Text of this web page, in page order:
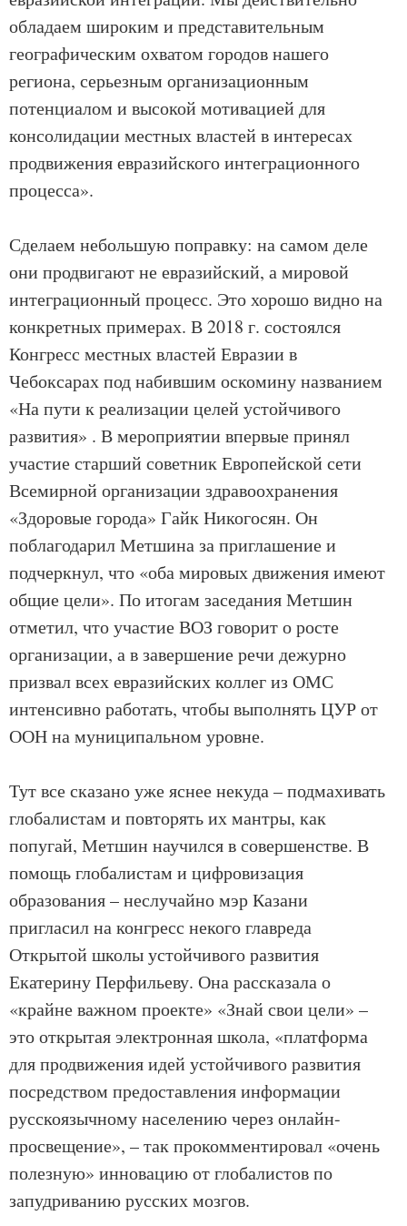
обладаем широким и представительным
географическим охватом городов нашего
региона, серьезным организационным
потенциалом и высокой мотивацией для
консолидации местных властей в интересах
продвижения евразийского интеграционного
процесса».
Сделаем небольшую поправку: на самом деле
они продвигают не евразийский, а мировой
интеграционный процесс. Это хорошо видно на
конкретных примерах. В 2018 г. состоялся
Конгресс местных властей Евразии в
Чебоксарах под набившим оскомину названием
«На пути к реализации целей устойчивого
развития» . В мероприятии впервые принял
участие старший советник Европейской сети
Всемирной организации здравоохранения
«Здоровые города» Гайк Никогосян. Он
поблагодарил Метшина за приглашение и
подчеркнул, что «оба мировых движения имеют
общие цели». По итогам заседания Метшин
отметил, что участие ВОЗ говорит о росте
организации, а в завершение речи дежурно
призвал всех евразийских коллег из ОМС
интенсивно работать, чтобы выполнять ЦУР от
ООН на муниципальном уровне.
Тут все сказано уже яснее некуда – подмахивать
глобалистам и повторять их мантры, как
попугай, Метшин научился в совершенстве. В
помощь глобалистам и цифровизация
образования – неслучайно мэр Казани
пригласил на конгресс некого главреда
Открытой школы устойчивого развития
Екатерину Перфильеву. Она рассказала о
«крайне важном проекте» «Знай свои цели» –
это открытая электронная школа, «платформа
для продвижения идей устойчивого развития
посредством предоставления информации
русскоязычному населению через онлайн-
просвещение», – так прокомментировал «очень
полезную» инновацию от глобалистов по
запудриванию русских мозгов.